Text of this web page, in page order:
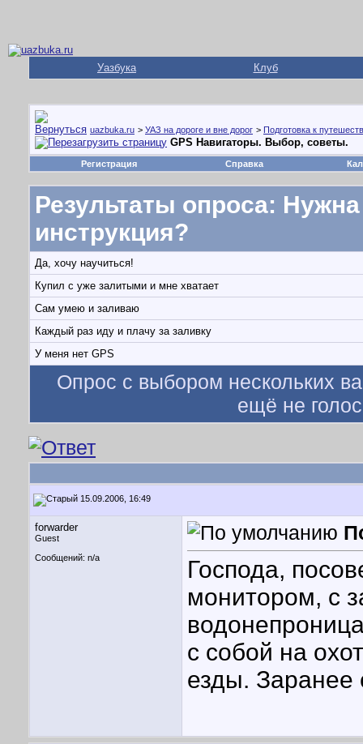
Уазбука Клуб
uazbuka.ru > УАЗ на дороге и вне дорог > Подготовка к
GPS Навигаторы. Выбор, советы.
Регистрация Справка
Результаты опроса:
инструкция?
Да, хочу научиться!
Купил с уже залитыми и мне хватает
Сам умею и заливаю
Каждый раз иду и плачу за заливку
У меня нет GPS
Опрос с выбором нескольких
ещё не
15.09.2006, 16:49
forwarder
Guest
Сообщений: n/a
Господа,
монитором, с
с собой на
езды. Заранее